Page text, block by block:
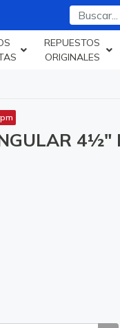
REPUESTOS
ORIGINALES
4½"